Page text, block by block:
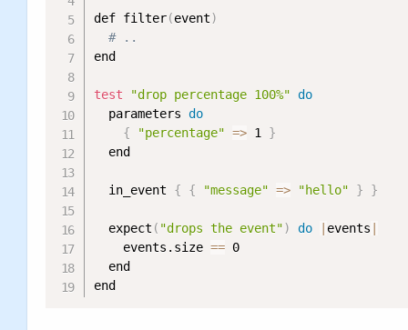
def filter(event)
# ..
end
test "drop percentage 100%" do
  parameters
do
{
"percentage" => 1 }
  end
  in_event
{ { "message" => "hello" } }
  expect
( "drops the event") do events
    events.size
== 0
  end
end